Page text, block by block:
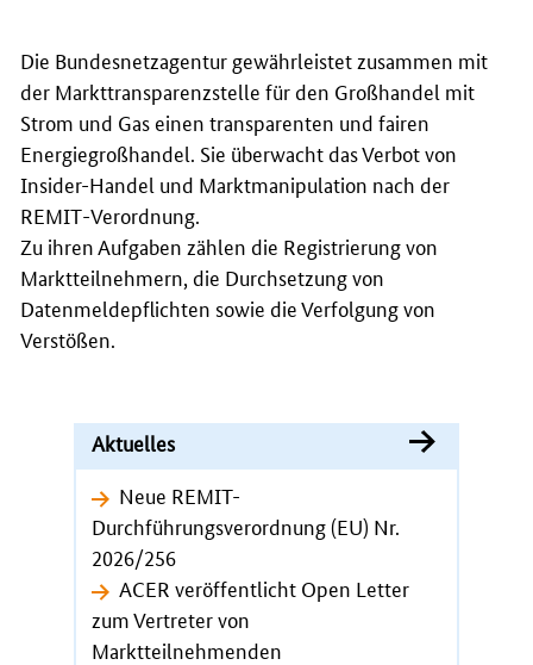
Die Bundesnetzagentur gewährleistet zusammen mit
der Markttransparenzstelle für den Großhandel mit
Strom und Gas einen transparenten und fairen
Energiegroßhandel. Sie überwacht das Verbot von
Insider-Handel und Marktmanipulation nach der
REMIT-Verordnung.
Zu ihren Aufgaben zählen die Registrierung von
Marktteilnehmern, die Durchsetzung von
Datenmeldepflichten sowie die Verfolgung von
Verstößen.
Aktuelles
Neue REMIT-
Durchführungsverordnung (EU) Nr.
2026/256
ACER veröffentlicht Open Letter
zum Vertreter von
Marktteilnehmenden